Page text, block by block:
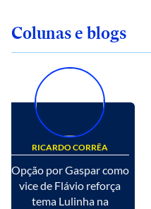
Colunas e blogs
RICARDO CORRÊA
Opção por Gaspar como
vice de Flávio reforça
tema Lulinha na